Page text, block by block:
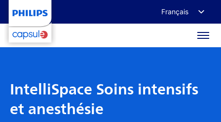
Français
IntelliSpace Soins intensifs
et anesthésie